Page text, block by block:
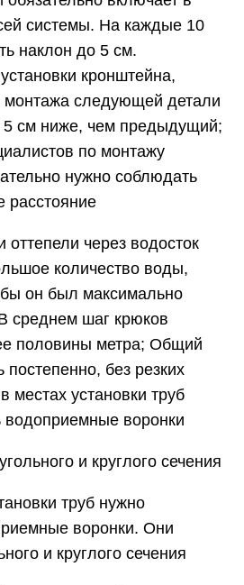
системы. На каждые 10
наклон до 5 см.
кронштейна,
монтажа следующей детали
5 см ниже, чем предыдущий;
по монтажу
нужно соблюдать
расстояние
через водосток
количество воды,
он был максимально
среднем шаг крюков
половины метра; Общий
без резких
местах установки труб
водоприемные воронки
и круглого сечения
труб нужно
воронки. Они
и круглого сечения